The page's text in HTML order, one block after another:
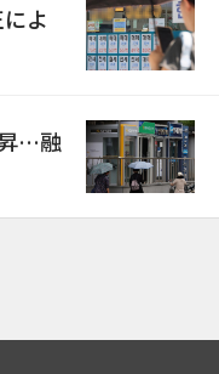
よ
…融